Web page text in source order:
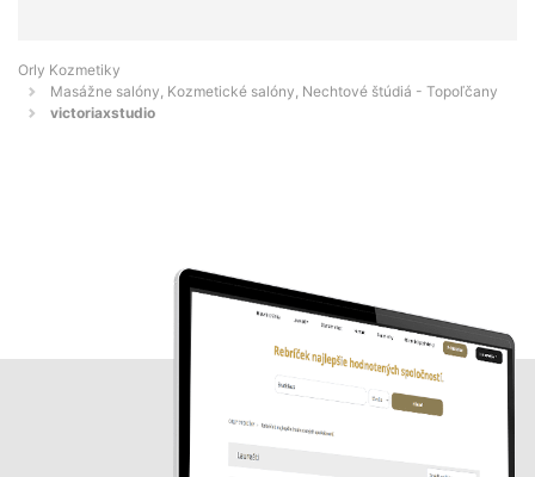
Orly Kozmetiky
Masážne salóny, Kozmetické salóny, Nechtové štúdiá - Topoľčany
victoriaxstudio